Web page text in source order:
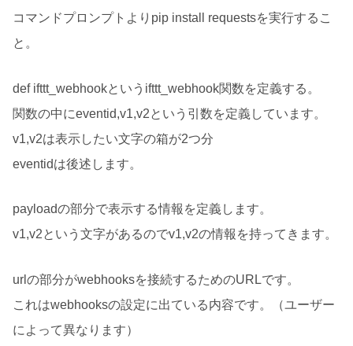
コマンドプロンプトよりpip install requestsを実行するこ
と。
def ifttt_webhookというifttt_webhook関数を定義する。
関数の中にeventid,v1,v2という引数を定義しています。
v1,v2は表示したい文字の箱が2つ分
eventidは後述します。
payloadの部分で表示する情報を定義します。
v1,v2という文字があるのでv1,v2の情報を持ってきます。
urlの部分がwebhooksを接続するためのURLです。
これはwebhooksの設定に出ている内容です。（ユーザー
によって異なります）